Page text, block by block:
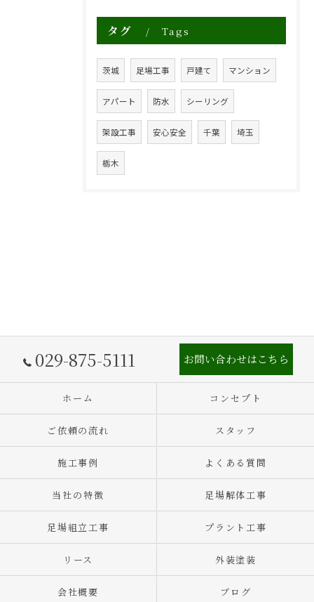
タグ Tags
茨城 足場工事 戸建て マンション
アパート 防水 シーリング
架設工事 安心安全 千葉 埼玉
栃木
029-875-5111 お問い合わせはこちら
ホーム コンセプト
ご依頼の流れ スタッフ
施工事例 よくある質問
当社の特徴 足場解体工事
足場組立工事 プラント工事
リース 外装塗装
会社概要 ブログ